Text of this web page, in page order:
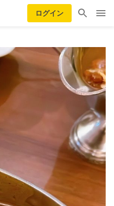
ログイン